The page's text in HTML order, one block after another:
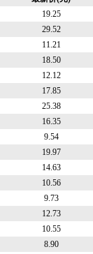
19.25
29.52
11.21
18.50
12.12
17.85
25.38
16.35
9.54
19.97
14.63
10.56
9.73
12.73
10.55
8.90